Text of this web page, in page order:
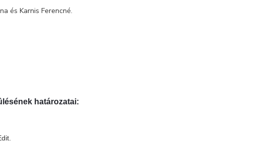
és Karnis Ferencné.
határozatai: